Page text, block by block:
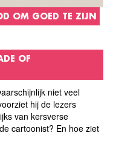
OM GOED TE ZIJN
OF
niet veel
hij de lezers
van kersverse
cartoonist? En hoe ziet